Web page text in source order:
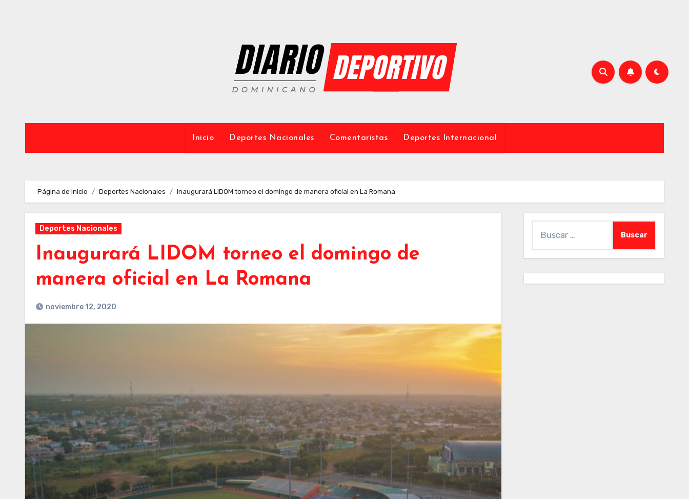
Inicio Deportes Nacionales Comentaristas Deportes Internacional
Página de inicio Deportes Nacionales Inaugurará LIDOM torneo el domingo de manera oficial en La Romana
Deportes Nacionales
Inaugurará LIDOM torneo el domingo de
manera oficial en La Romana
noviembre 12, 2020